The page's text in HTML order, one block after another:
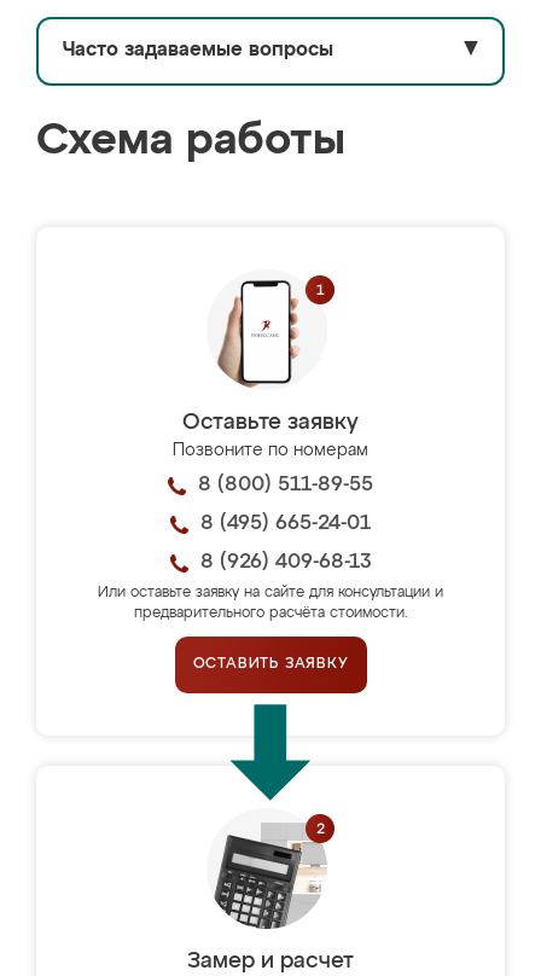
Часто задаваемые вопросы ▼
Схема работы
Оставьте заявку
Позвоните по номерам
8 (800) 511-89-55
8 (495) 665-24-01
8 (926) 409-68-13
Или оставьте заявку на сайте для консультации и
предварительного расчёта стоимости.
ОСТАВИТЬ ЗАЯВКУ
Замер и расчет